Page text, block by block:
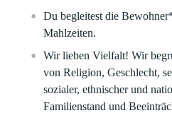
Du begleitest die
Mahlzeiten.
Wir lieben Vielfalt! Wir
von Religion, Geschlecht,
sozialer, ethnischer und
Familienstand und